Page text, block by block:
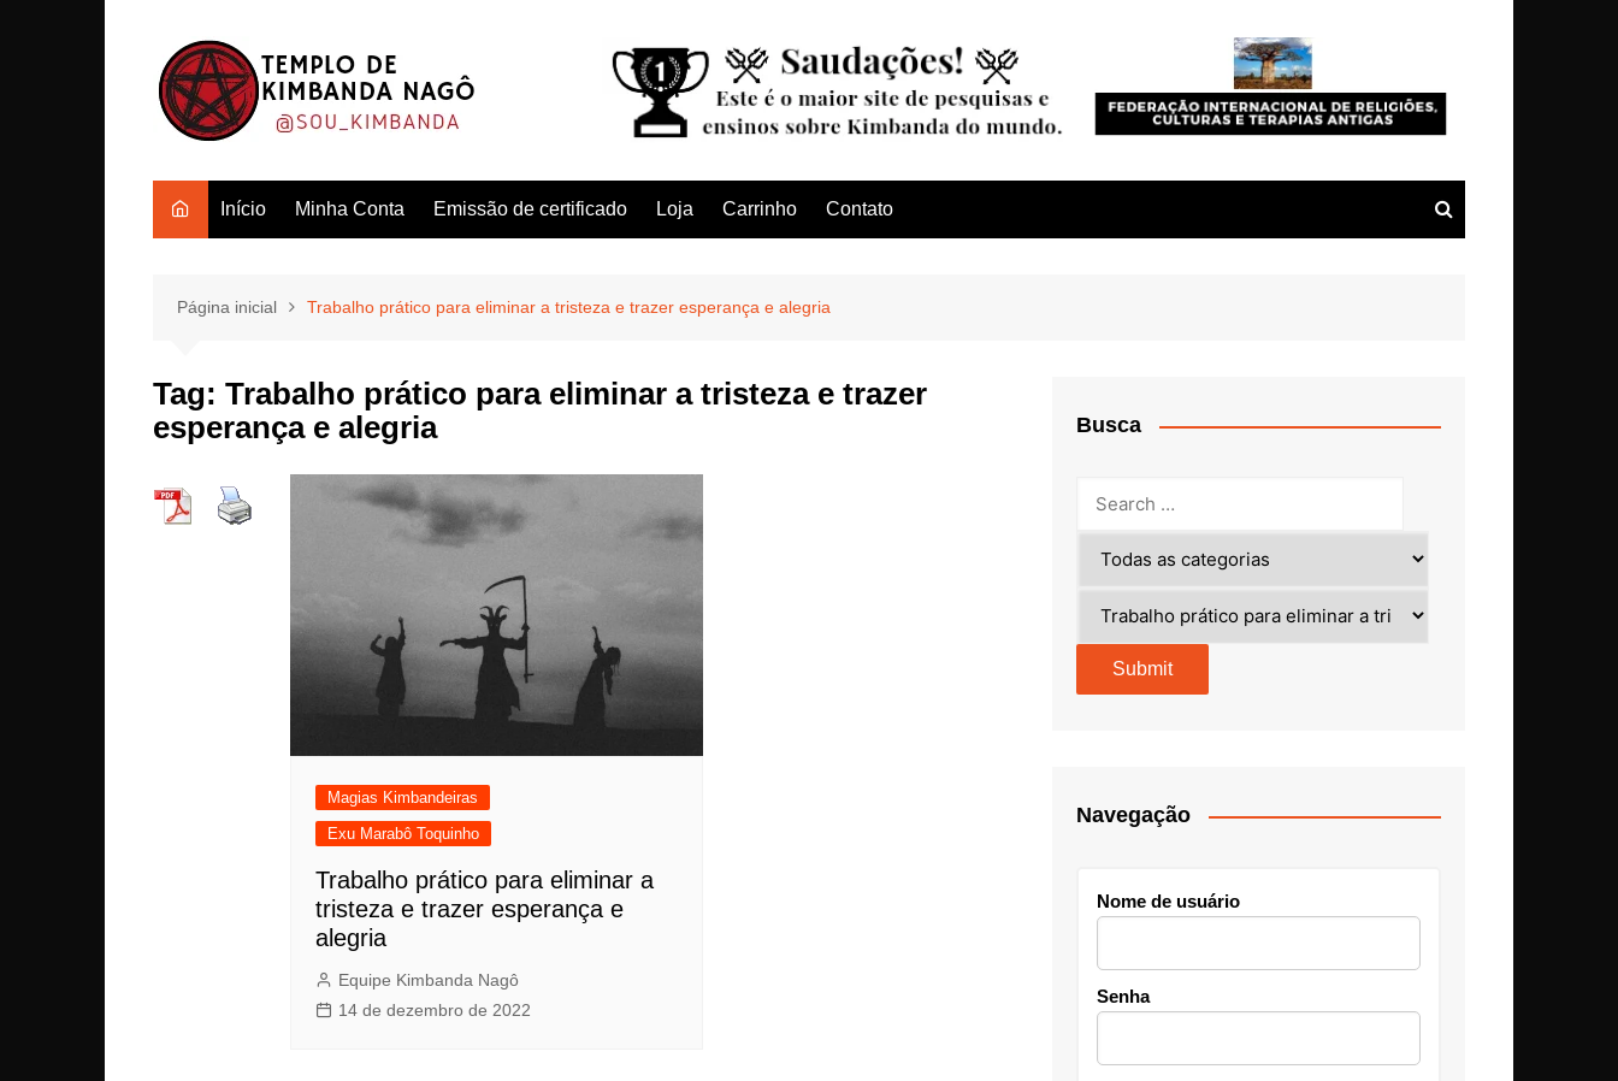
Início Minha Conta Emissão de certificado Loja Carrinho Contato
Página inicial Trabalho prático para eliminar a tristeza e trazer esperança e alegria
Tag: Trabalho prático para eliminar a tristeza e trazer
esperança e alegria
Magias Kimbandeiras
Exu Marabô Toquinho
Trabalho prático para eliminar a
tristeza e trazer esperança e
alegria
Equipe Kimbanda Nagô
14 de dezembro de 2022
Busca
Navegação
Nome de usuário
Senha